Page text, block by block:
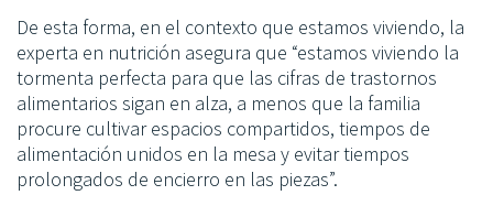
De esta forma, en el contexto que estamos viviendo, la
experta en nutrición asegura que “estamos viviendo la
tormenta perfecta para que las cifras de trastornos
alimentarios sigan en alza, a menos que la familia
procure cultivar espacios compartidos, tiempos de
alimentación unidos en la mesa y evitar tiempos
prolongados de encierro en las piezas”.